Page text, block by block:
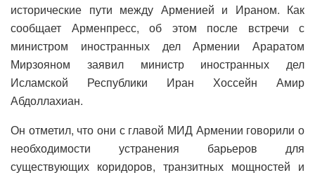
исторические пути между Арменией и Ираном. Как
сообщает Арменпресс, об этом после встречи с
министром иностранных дел Армении Араратом
Мирзояном заявил министр иностранных дел
Исламской Республики Иран Хоссейн Амир
Абдоллахиан.
Он отметил, что они с главой МИД Армении говорили о
необходимости устранения барьеров для
существующих коридоров, транзитных мощностей и